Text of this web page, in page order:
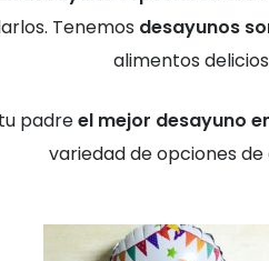
Tenemos desayunos
alimentos
padreel mejor desayuno
variedad de opciones